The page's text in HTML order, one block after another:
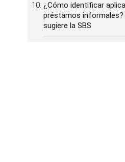
¿Cómo identificar
préstamos
sugiere la SBS